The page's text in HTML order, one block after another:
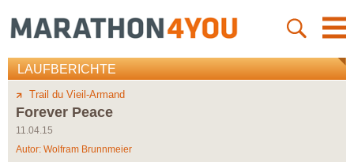
LAUFBERICHTE
Trail du Vieil-Armand
Forever Peace
11.04.15
Autor: Wolfram Brunnmeier